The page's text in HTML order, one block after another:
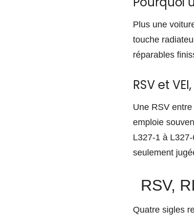
Plus une
touche
réparables
RSV et
Une RSV
emploie
L327-1 à
seulement
RSV,
Quatre sigles